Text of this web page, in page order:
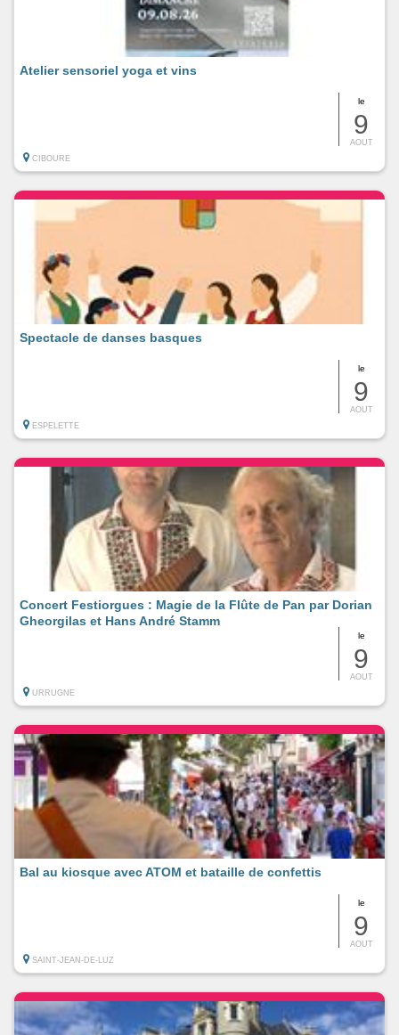
le
9
AOUT
Atelier sensoriel yoga et vins
CIBOURE
le
9
AOUT
Spectacle de danses basques
ESPELETTE
le
9
AOUT
Concert Festiorgues : Magie de la Flûte de Pan par Dorian
Gheorgilas et Hans André Stamm
URRUGNE
le
9
AOUT
Bal au kiosque avec ATOM et bataille de confettis
SAINT-JEAN-DE-LUZ